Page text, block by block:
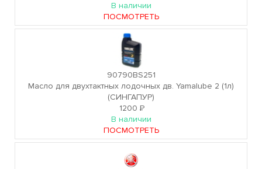
В наличии
ПОСМОТРЕТЬ
90790BS251
Масло для двухтактных лодочных дв. Yamalube 2 (1л)
(СИНГАПУР)
1200 Р
В наличии
ПОСМОТРЕТЬ